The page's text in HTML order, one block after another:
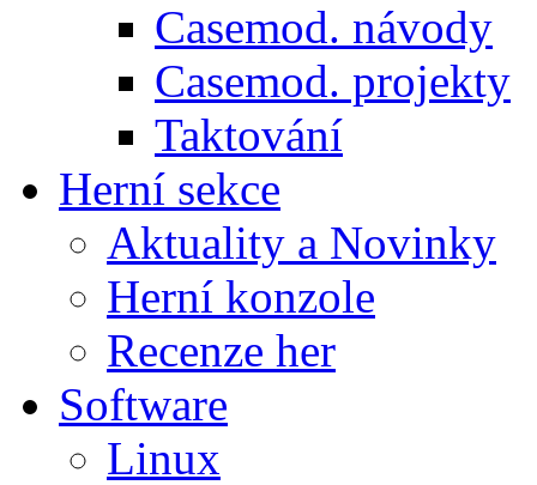
Casemod. návody
Casemod. projekty
Taktování
Herní sekce
Aktuality a Novinky
Herní konzole
Recenze her
Software
Linux